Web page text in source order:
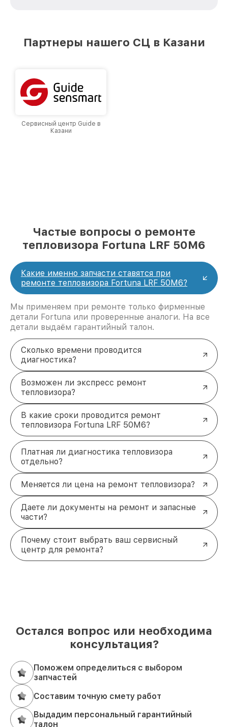
лучшим сервисным центром Fortuna в городе
Партнеры нашего СЦ в Казани
Сервисный центр Guide в
Казани
Частые вопросы о ремонте
тепловизора Fortuna LRF 50M6
Какие именно запчасти ставятся при
ремонте тепловизора Fortuna LRF 50M6?
Мы применяем при ремонте только фирменные
детали Fortuna или проверенные аналоги. На все
детали выдаём гарантийный талон.
Сколько времени проводится
диагностика?
Возможен ли экспресс ремонт
тепловизора?
В какие сроки проводится ремонт
тепловизора Fortuna LRF 50M6?
Платная ли диагностика тепловизора
отдельно?
Меняется ли цена на ремонт тепловизора?
Даете ли документы на ремонт и запасные
части?
Почему стоит выбрать ваш сервисный
центр для ремонта?
Остался вопрос или необходима
консультация?
Поможем определиться с выбором
запчастей
Составим точную смету работ
Выдадим персональный гарантийный
талон